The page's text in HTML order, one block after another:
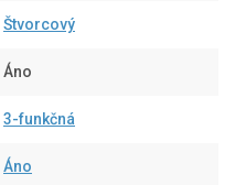
Štvorcový
Áno
3-funkčná
Áno